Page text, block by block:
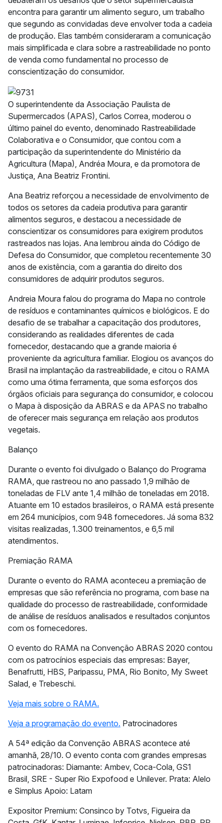
encontra para garantir um alimento seguro, um trabalho
que segundo as convidadas deve envolver toda a cadeia
de produção. Elas também consideraram a comunicação
mais simplificada e clara sobre a rastreabilidade no ponto
de venda como fundamental no processo de
conscientização do consumidor.
O superintendente da Associação Paulista de
Supermercados (APAS), Carlos Correa, moderou o
último painel do evento, denominado Rastreabilidade
Colaborativa e o Consumidor, que contou com a
participação da superintendente do Ministério da
Agricultura (Mapa), Andréa Moura, e da promotora de
Justiça, Ana Beatriz Frontini.
Ana Beatriz reforçou a necessidade de envolvimento de
todos os setores da cadeia produtiva para garantir
alimentos seguros, e destacou a necessidade de
conscientizar os consumidores para exigirem produtos
rastreados nas lojas. Ana lembrou ainda do Código de
Defesa do Consumidor, que completou recentemente 30
anos de existência, com a garantia do direito dos
consumidores de adquirir produtos seguros.
Andreia Moura falou do programa do Mapa no controle
de resíduos e contaminantes químicos e biológicos. E do
desafio de se trabalhar a capacitação dos produtores,
considerando as realidades diferentes de cada
fornecedor, destacando que a grande maioria é
proveniente da agricultura familiar. Elogiou os avanços do
Brasil na implantação da rastreabilidade, e citou o RAMA
como uma ótima ferramenta, que soma esforços dos
órgãos oficiais para segurança do consumidor, e colocou
o Mapa à disposição da ABRAS e da APAS no trabalho
de oferecer mais segurança em relação aos produtos
vegetais.
Balanço
Durante o evento foi divulgado o Balanço do Programa
RAMA, que rastreou no ano passado 1,9 milhão de
toneladas de FLV ante 1,4 milhão de toneladas em 2018.
Atuante em 10 estados brasileiros, o RAMA está presente
em 264 municípios, com 948 fornecedores. Já soma 832
visitas realizadas, 1.300 treinamentos, e 6,5 mil
atendimentos.
Premiação RAMA
Durante o evento do RAMA aconteceu a premiação de
empresas que são referência no programa, com base na
qualidade do processo de rastreabilidade, conformidade
de análise de resíduos analisados e resultados conjuntos
com os fornecedores.
O evento do RAMA na Convenção ABRAS 2020 contou
com os patrocínios especiais das empresas: Bayer,
Benafrutti, HBS, Paripassu, PMA, Rio Bonito, My Sweet
Salad, e Trebeschi.
Veja mais sobre o RAMA.
Veja a programação do evento. Patrocinadores
A 54ª edição da Convenção ABRAS acontece até
amanhã, 28/10. O evento conta com grandes empresas
patrocinadoras: Diamante: Ambev, Coca-Cola, GS1
Brasil, SRE - Super Rio Expofood e Unilever. Prata: Alelo
e Simplus Apoio: Latam
Expositor Premium: Consinco by Totvs, Figueira da